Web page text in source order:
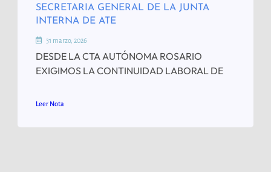
SECRETARIA GENERAL DE LA JUNTA
INTERNA DE ATE
31 marzo, 2026
DESDE LA CTA AUTÓNOMA ROSARIO
EXIGIMOS LA CONTINUIDAD LABORAL DE
Leer Nota